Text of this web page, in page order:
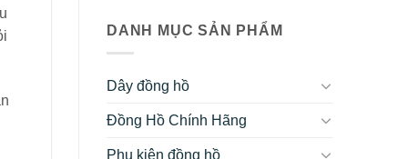
DANH MỤC SẢN PHẨM
Dây đồng hồ
Đồng Hồ Chính Hãng
Phụ kiện đồng hồ